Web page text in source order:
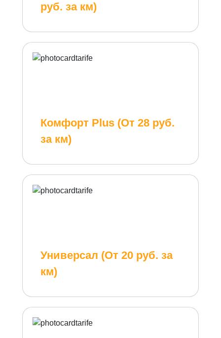
руб. за км)
Комфорт Plus (От 28 руб.
за км)
Универсал (От 20 руб. за
км)